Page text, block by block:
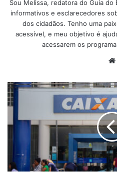
Sou Melissa, redatora do Guia
informativos e esclarecedores
dos cidadãos. Tenho uma
acessível, e meu objetivo é
acessarem os
CAIXA
ensina
brasileiros
consultarem
aprenda
o